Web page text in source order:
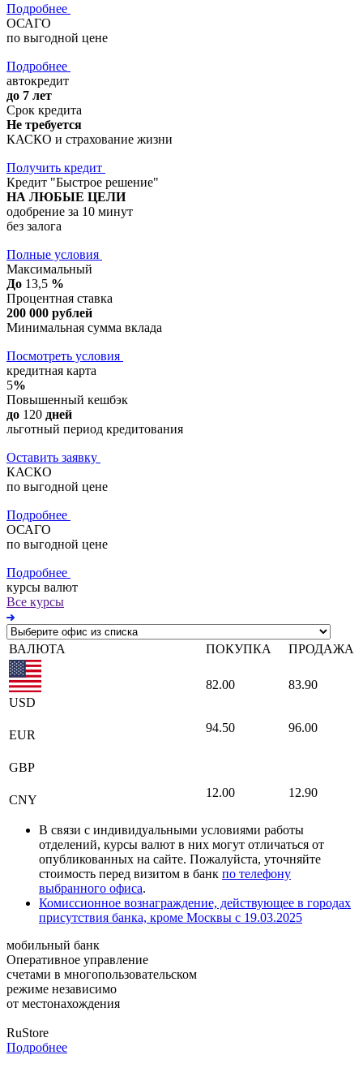
Подробнее
ОСАГО
по выгодной цене
Подробнее
автокредит
до 7 лет
Срок кредита
Не требуется
КАСКО и страхование жизни
Получить кредит
Кредит "Быстрое решение"
НА ЛЮБЫЕ ЦЕЛИ
одобрение за 10 минут
без залога
Полные условия
Максимальный
До 13,5 %
Процентная ставка
200 000 рублей
Минимальная сумма вклада
Посмотреть условия
кредитная карта
5%
Повышенный кешбэк
до 120 дней
льготный период кредитования
Оставить заявку
КАСКО
по выгодной цене
Подробнее
ОСАГО
по выгодной цене
Подробнее
курсы валют
Все курсы
ВАЛЮТА ПОКУПКА ПРОДАЖА
USD
82.00 83.90
EUR
94.50 96.00
GBP
CNY
12.00 12.90
В связи с индивидуальными условиями работы
отделений, курсы валют в них могут отличаться от
опубликованных на сайте. Пожалуйста, уточняйте
стоимость перед визитом в банк по телефону
выбранного офиса.
Комиссионное вознаграждение, действующее в городах
присутствия банка, кроме Москвы с 19.03.2025
мобильный банк
Оперативное управление
счетами в многопользовательском
режиме независимо
от местонахождения
RuStore
Подробнее